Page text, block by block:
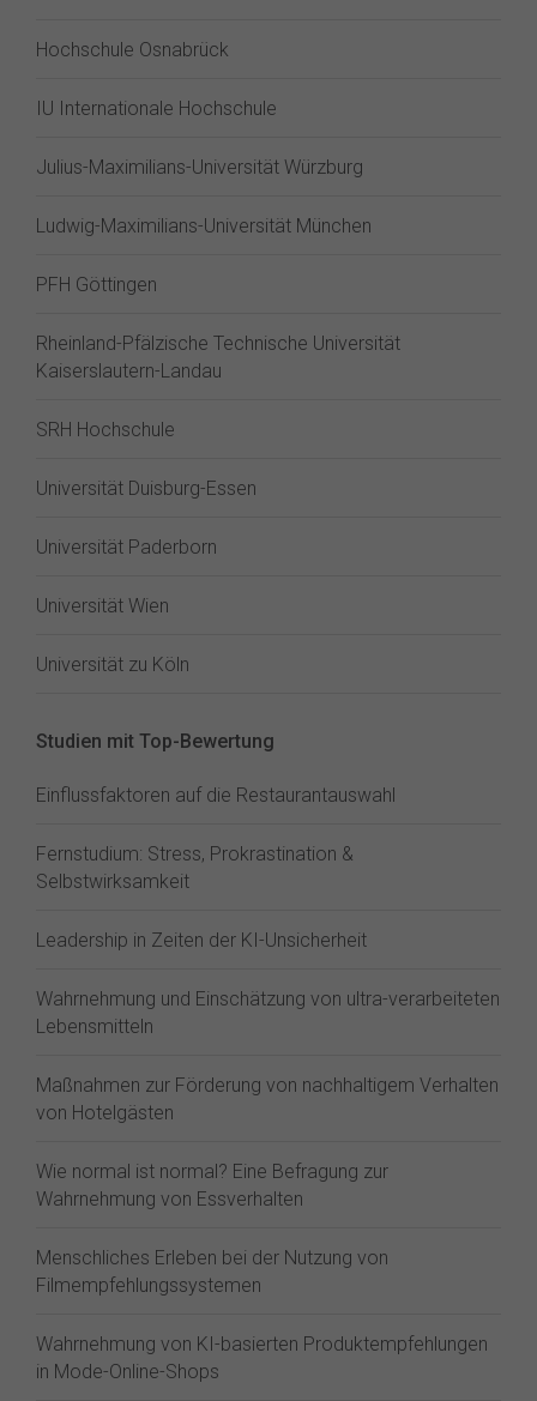
Hochschule Osnabrück
IU Internationale Hochschule
Julius-Maximilians-Universität Würzburg
Ludwig-Maximilians-Universität München
PFH Göttingen
Rheinland-Pfälzische Technische Universität
Kaiserslautern-Landau
SRH Hochschule
Universität Duisburg-Essen
Universität Paderborn
Universität Wien
Universität zu Köln
Studien mit Top-Bewertung
Einflussfaktoren auf die Restaurantauswahl
Fernstudium: Stress, Prokrastination &
Selbstwirksamkeit
Leadership in Zeiten der KI-Unsicherheit
Wahrnehmung und Einschätzung von ultra-verarbeiteten
Lebensmitteln
Maßnahmen zur Förderung von nachhaltigem Verhalten
von Hotelgästen
Wie normal ist normal? Eine Befragung zur
Wahrnehmung von Essverhalten
Menschliches Erleben bei der Nutzung von
Filmempfehlungssystemen
Wahrnehmung von KI-basierten Produktempfehlungen
in Mode-Online-Shops